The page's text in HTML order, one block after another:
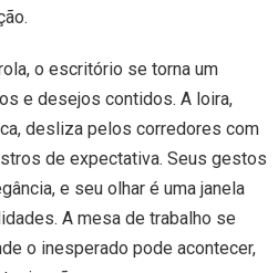
o escritório se torna um
e desejos contidos. A loira,
desliza pelos corredores com
de expectativa. Seus gestos
e seu olhar é uma janela
A mesa de trabalho se
o inesperado pode acontecer,